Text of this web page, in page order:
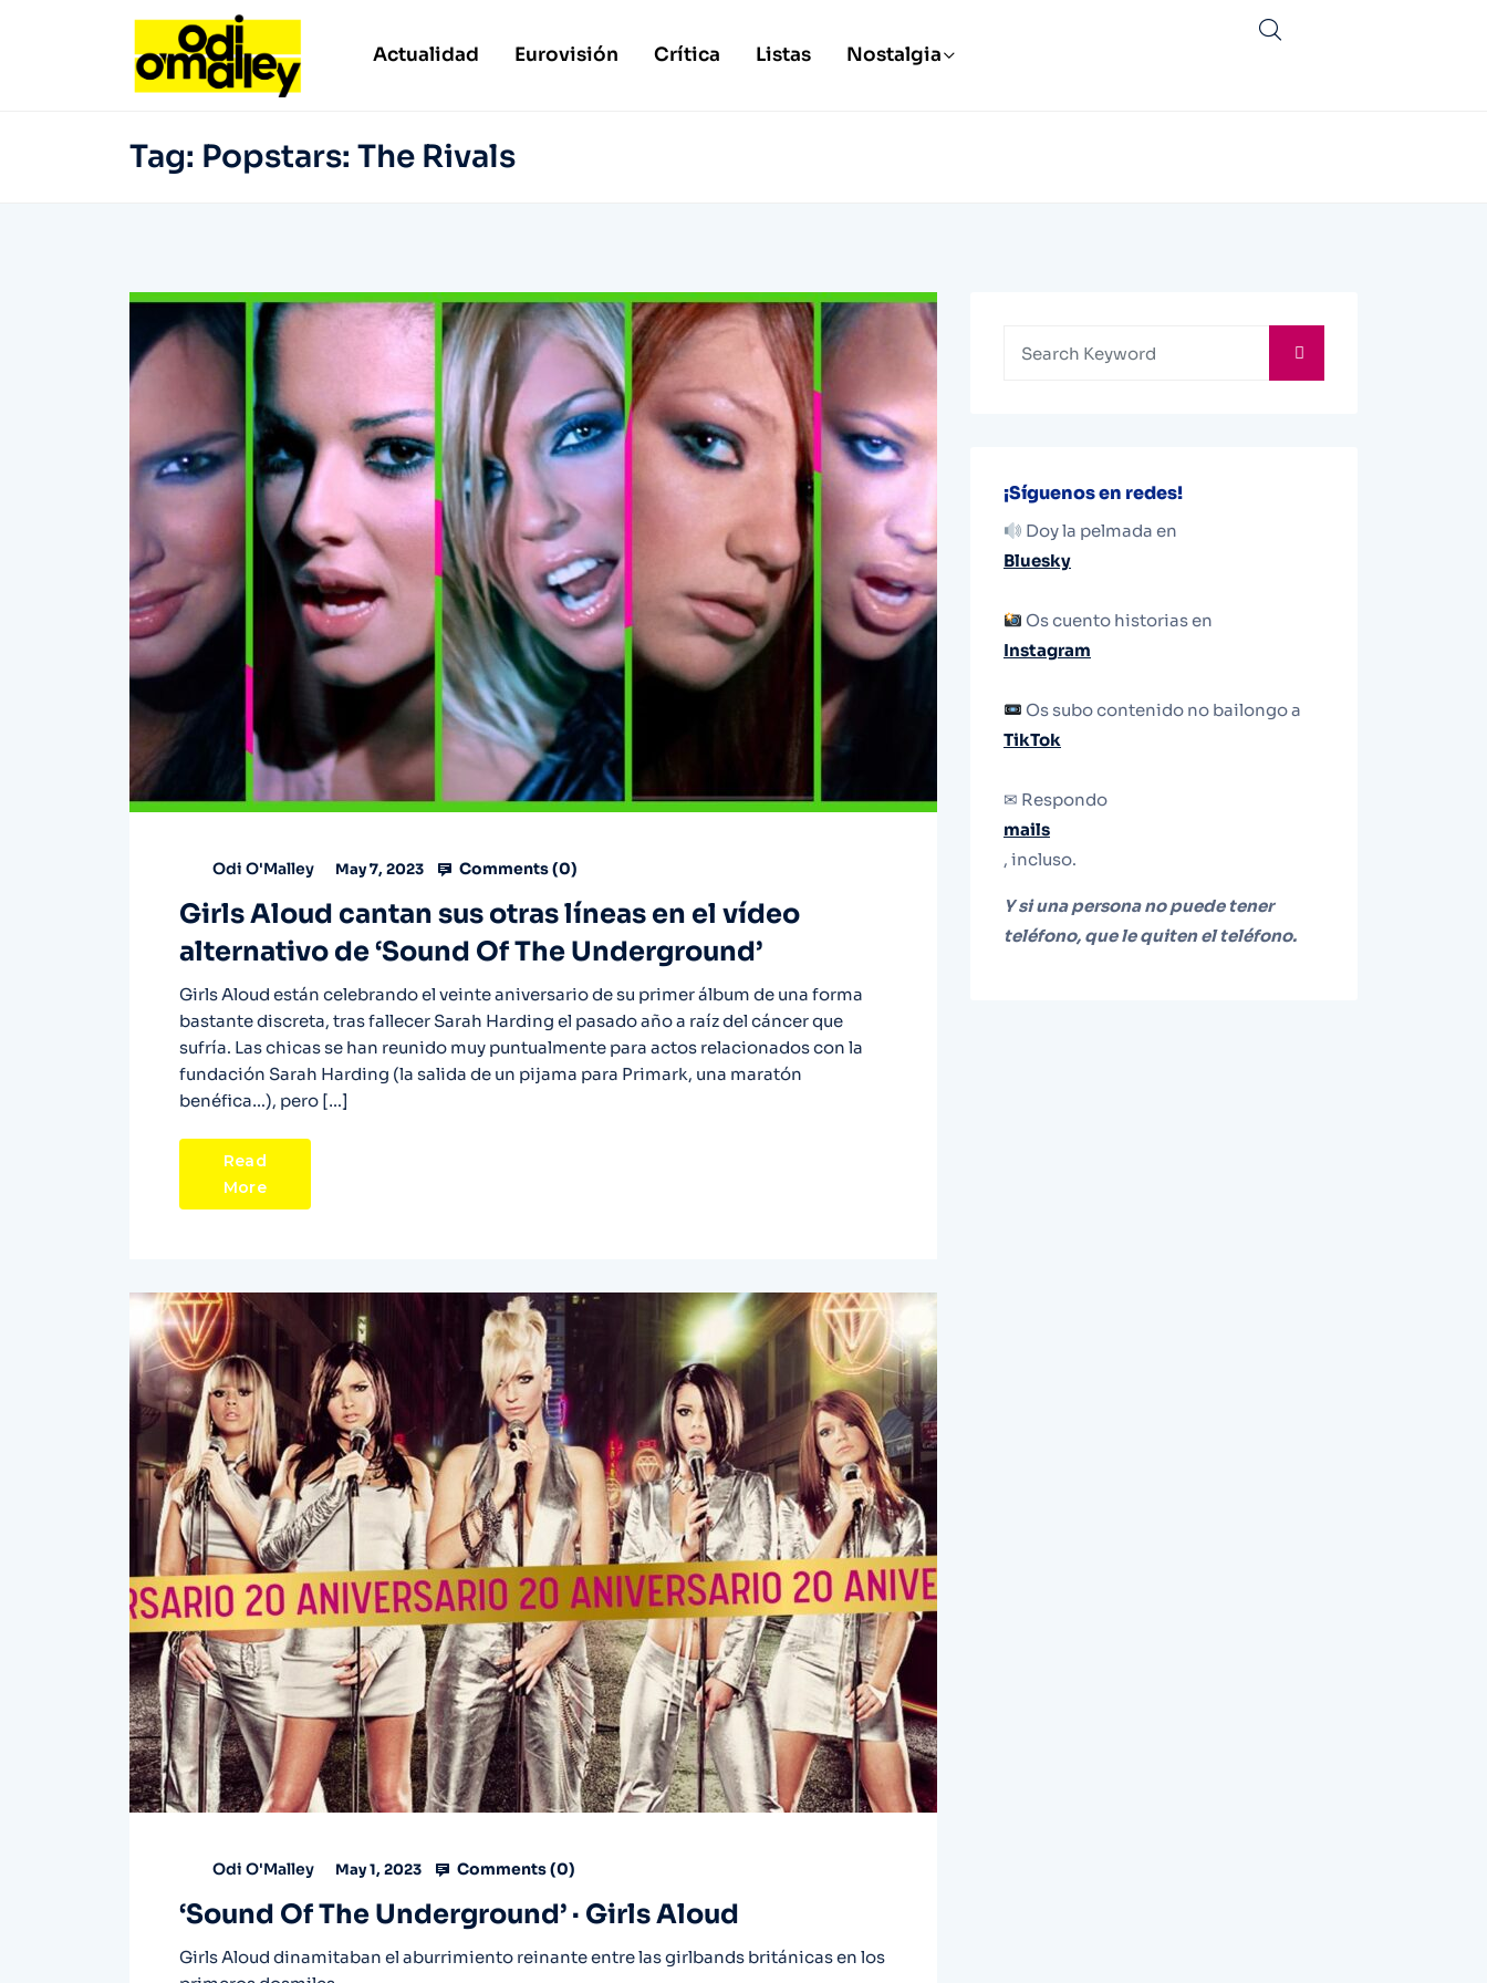
Actualidad Eurovisión Crítica Listas Nostalgia
Tag: Popstars: The Rivals
Odi O'Malley May 7, 2023 Comments (0)
Girls Aloud cantan sus otras líneas en el vídeo
alternativo de ‘Sound Of The Underground’
Girls Aloud están celebrando el veinte aniversario de su primer álbum de una forma
bastante discreta, tras fallecer Sarah Harding el pasado año a raíz del cáncer que
sufría. Las chicas se han reunido muy puntualmente para actos relacionados con la
fundación Sarah Harding (la salida de un pijama para Primark, una maratón
benéfica…), pero […]
Read
More
Odi O'Malley May 1, 2023 Comments (0)
‘Sound Of The Underground’ · Girls Aloud
Girls Aloud dinamitaban el aburrimiento reinante entre las girlbands británicas en los
¡Síguenos en redes!
Doy la pelmada en
Bluesky
Os cuento historias en
Instagram
Os subo contenido no bailongo a
TikTok
✉ Respondo
mails
, incluso.
Y si una persona no puede tener
teléfono, que le quiten el teléfono.